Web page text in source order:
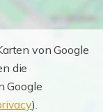
von Google
die
Google
).